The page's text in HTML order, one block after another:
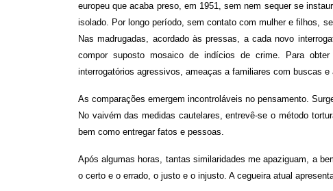
europeu que acaba preso, em 1951, sem nem sequer se
isolado. Por longo período, sem contato com mulher e filhos,
Nas madrugadas, acordado às pressas, a cada novo
compor suposto mosaico de indícios de crime. Para
interrogatórios agressivos, ameaças a familiares com buscas
As comparações emergem incontroláveis no pensamento.
No vaivém das medidas cautelares, entrevê-se o método
bem como entregar fatos e pessoas.
Após algumas horas, tantas similaridades me apaziguam, a
o certo e o errado, o justo e o injusto. A cegueira atual